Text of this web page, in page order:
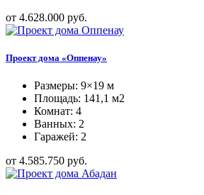
от 4.628.000 руб.
Проект дома «Оппенау»
Размеры: 9×19 м
Площадь: 141,1 м2
Комнат: 4
Ванных: 2
Гаражей: 2
от 4.585.750 руб.